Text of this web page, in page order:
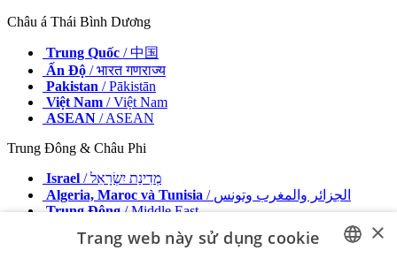
Châu á Thái Bình Dương
Trung Quốc / 中国
Ấn Độ / भारत गणराज्य
Pakistan / Pākistān
Việt Nam / Việt Nam
ASEAN / ASEAN
Trung Đông & Châu Phi
Israel
/ מְדִינַת יִשְׂרָאֵל
Algeria, Maroc và Tunisia
/ الجزائر والمغرب وتونس
Trung Đông/ Middle East
Nhà xuất bản
×
Trang web này sử dụng cookie